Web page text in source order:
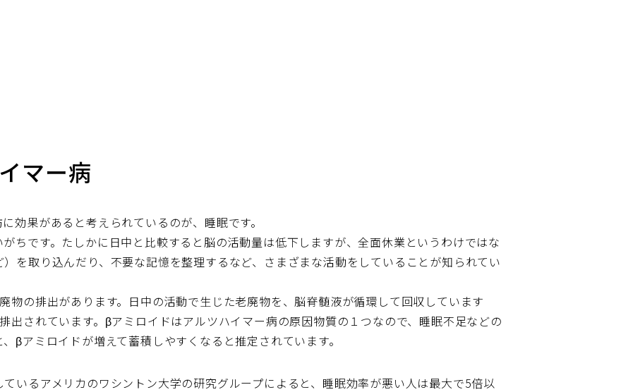
マー病
効果があると考えられているのが、睡眠です。
ちです。たしかに日中と比較すると脳の活動量は低下しますが、全面休業というわけではな
を取り込んだり、不要な記憶を整理するなど、さまざまな活動をしていることが知られてい
物の排出があります。日中の活動で生じた老廃物を、脳脊髄液が循環して回収しています
出されています。βアミロイドはアルツハイマー病の原因物質の１つなので、睡眠不足などの
βアミロイドが増えて蓄積しやすくなると推定されています。
いるアメリカのワシントン大学の研究グループによると、睡眠効率が悪い人は最大で5倍以